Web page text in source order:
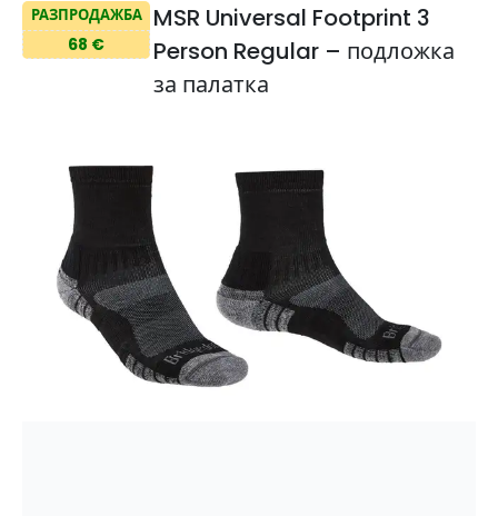
РАЗПРОДАЖБА
68 €
MSR Universal Footprint 3
Person Regular – подложка
за палатка